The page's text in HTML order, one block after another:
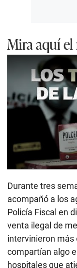
Mira aquí
Durante tres
acompañó a los
Policía Fiscal en
venta ilegal de
intervinieron más
compartían algo
hospitales que